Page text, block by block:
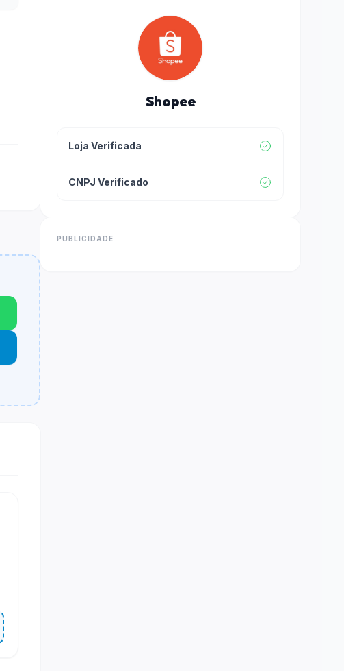
Shopee
Loja Verificada
CNPJ Verificado
PUBLICIDADE